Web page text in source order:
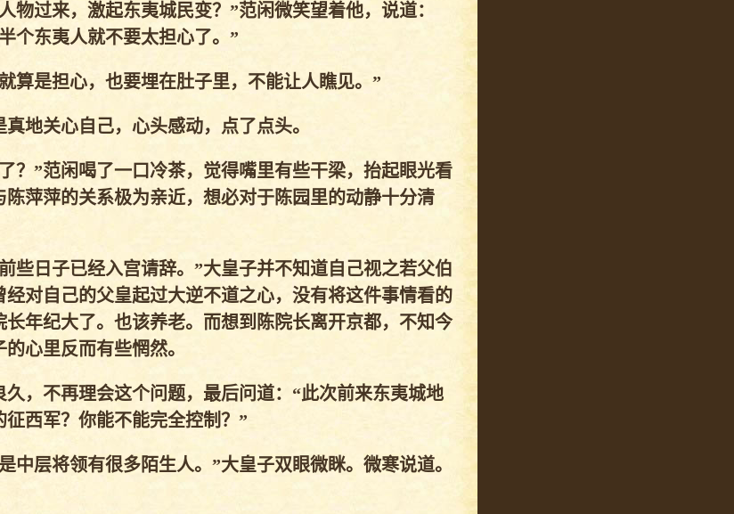
物过来，激起东夷城民变？”范闲微笑望着他，说道：
个东夷人就不要太担心了。”
算是担心，也要埋在肚子里，不能让人瞧见。”
地关心自己，心头感动，点了点头。
？”范闲喝了一口冷茶，觉得嘴里有些干梁，抬起眼光看
陈萍萍的关系极为亲近，想必对于陈园里的动静十分清
些日子已经入宫请辞。”大皇子并不知道自己视之若父伯
对自己的父皇起过大逆不道之心，没有将这件事情看的
年纪大了。也该养老。而想到陈院长离开京都，不知今
心里反而有些惘然。
，不再理会这个问题，最后问道：“此次前来东夷城地
西军？你能不能完全控制？”
中层将领有很多陌生人。”大皇子双眼微眯。微寒说道。